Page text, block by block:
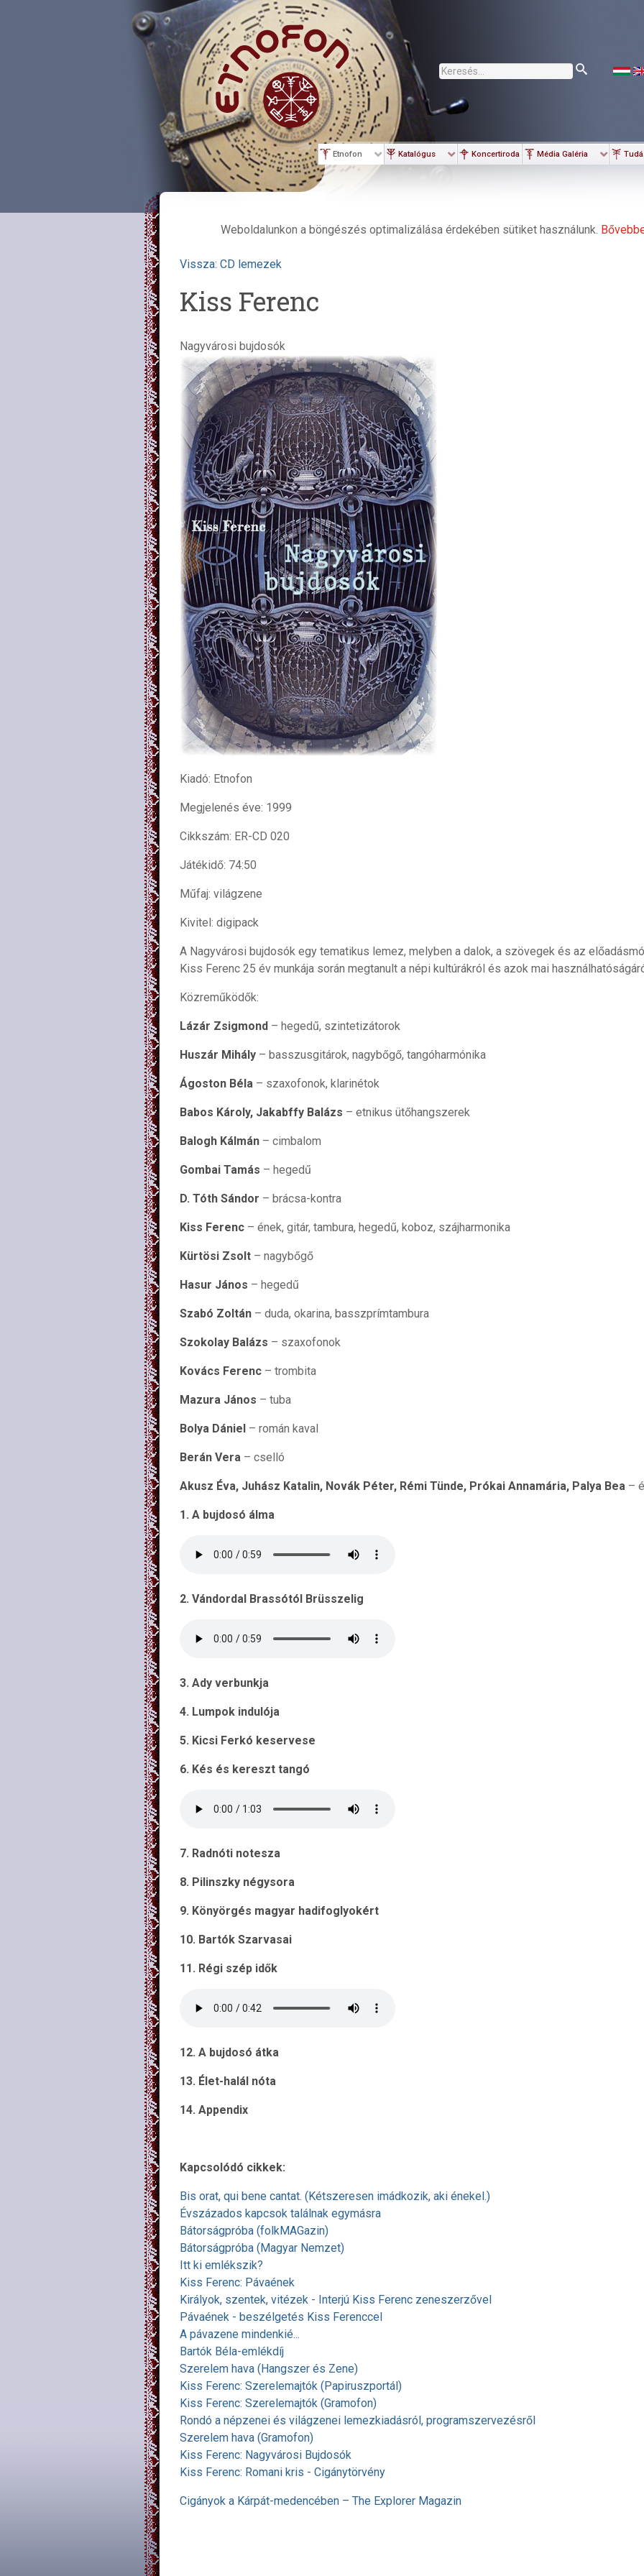
Keresés...
Etnofon Katalógus Koncertiroda Média Galéria
Weboldalunkon a böngészés optimalizálása érdekében sütiket használunk.
Vissza: CD lemezek
Kiss Ferenc
Nagyvárosi bujdosók
Kiadó: Etnofon
Megjelenés éve: 1999
Cikkszám: ER-CD 020
Játékidő: 74:50
Műfaj: világzene
Kivitel: digipack
A Nagyvárosi bujdosók egy tematikus lemez, melyben a dalok, a szövegek és az
Kiss Ferenc 25 év munkája során megtanult a népi kultúrákról és azok mai
Közreműködők:
Lázár Zsigmond – hegedű, szintetizátorok
Huszár Mihály – basszusgitárok, nagybőgő, tangóharmónika
Ágoston Béla – szaxofonok, klarinétok
Babos Károly, Jakabffy Balázs – etnikus ütőhangszerek
Balogh Kálmán – cimbalom
Gombai Tamás – hegedű
D. Tóth Sándor – brácsa-kontra
Kiss Ferenc – ének, gitár, tambura, hegedű, koboz, szájharmonika
Kürtösi Zsolt – nagybőgő
Hasur János – hegedű
Szabó Zoltán – duda, okarina, basszprímtambura
Szokolay Balázs – szaxofonok
Kovács Ferenc – trombita
Mazura János – tuba
Bolya Dániel – román kaval
Berán Vera – cselló
Akusz Éva, Juhász Katalin, Novák Péter, Rémi Tünde, Prókai Annamária, Palya Bea –
1. A bujdosó álma
2. Vándordal Brassótól Brüsszelig
3. Ady verbunkja
4. Lumpok indulója
5. Kicsi Ferkó keservese
6. Kés és kereszt tangó
7. Radnóti notesza
8. Pilinszky négysora
9. Könyörgés magyar hadifoglyokért
10. Bartók Szarvasai
11. Régi szép idők
12. A bujdosó átka
13. Élet-halál nóta
14. Appendix
Kapcsolódó cikkek:
Bis orat, qui bene cantat. (Kétszeresen imádkozik, aki énekel.)
Évszázados kapcsok találnak egymásra
Bátorságpróba (folkMAGazin)
Bátorságpróba (Magyar Nemzet)
Itt ki emlékszik?
Kiss Ferenc: Pávaének
Királyok, szentek, vitézek - Interjú Kiss Ferenc zeneszerzővel
Pávaének - beszélgetés Kiss Ferenccel
A pávazene mindenkié...
Bartók Béla-emlékdíj
Szerelem hava (Hangszer és Zene)
Kiss Ferenc: Szerelemajtók (Papiruszportál)
Kiss Ferenc: Szerelemajtók (Gramofon)
Rondó a népzenei és világzenei lemezkiadásról, programszervezésről
Szerelem hava (Gramofon)
Kiss Ferenc: Nagyvárosi Bujdosók
Kiss Ferenc: Romani kris - Cigánytörvény
Cigányok a Kárpát-medencében – The Explorer Magazin